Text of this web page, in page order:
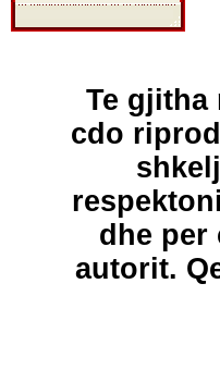
Te gjitha
cdo
dhe per
autorit.